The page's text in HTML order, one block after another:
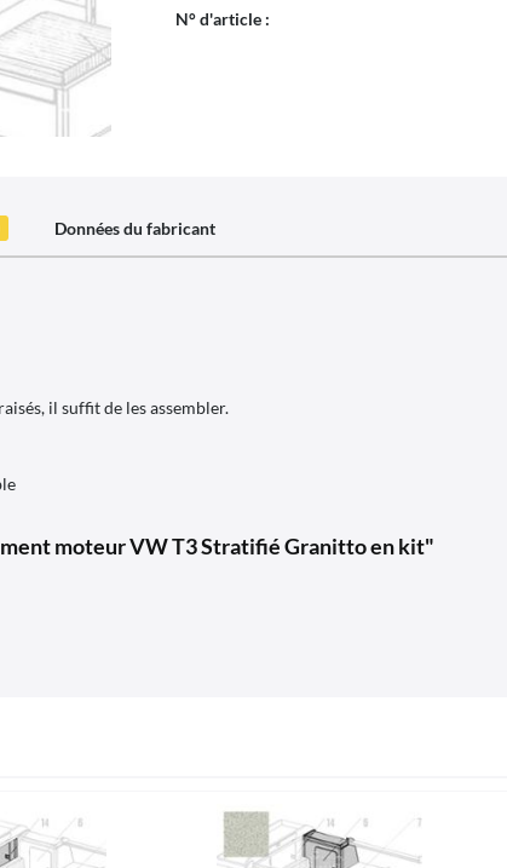
N° d'article :
Données du fabricant
il suffit de les assembler.
moteur VW T3 Stratifié Granitto en kit"